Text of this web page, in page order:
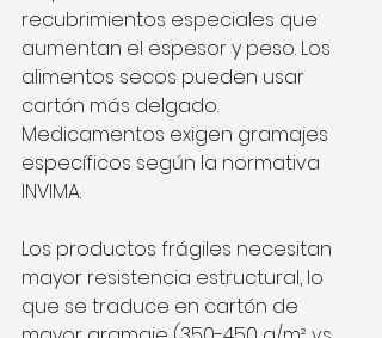
recubrimientos especiales que
aumentan el espesor y peso. Los
alimentos secos pueden usar
cartón más delgado.
Medicamentos exigen gramajes
específicos según la normativa
INVIMA.
Los productos frágiles necesitan
mayor resistencia estructural, lo
que se traduce en cartón de